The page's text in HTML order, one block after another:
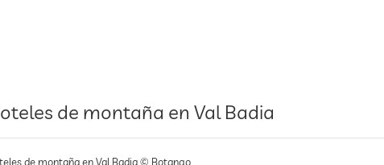
de montaña en Val Badia
de montaña en Val Badia © Botango